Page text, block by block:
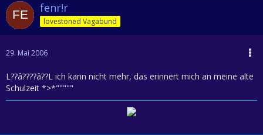
fenr!r
lovestoned Vagabund
29. Mai 2006
L??â????â??L ich kann nicht mehr, das erinnert mich an meine alte
Schulzeit *>*"""""